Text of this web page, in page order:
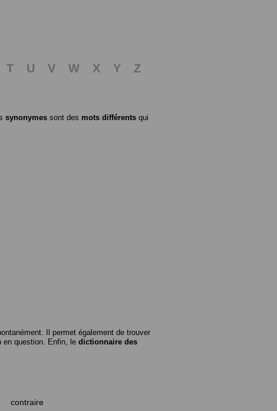
T U V W X Y
Z
synonymes sont des mots différents qui
Il permet également de trouver
en question. Enfin, le dictionnaire des
contraire